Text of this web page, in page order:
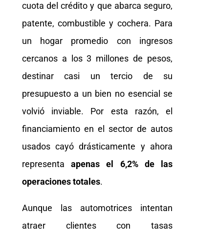
cuota del crédito y que abarca seguro,
patente, combustible y cochera. Para
un hogar promedio con ingresos
cercanos a los 3 millones de pesos,
destinar casi un tercio de su
presupuesto a un bien no esencial se
volvió inviable. Por esta razón, el
financiamiento en el sector de autos
usados cayó drásticamente y ahora
representaapenas el 6,2% de las
operaciones totales.
Aunque las automotrices intentan
atraer clientes con tasas